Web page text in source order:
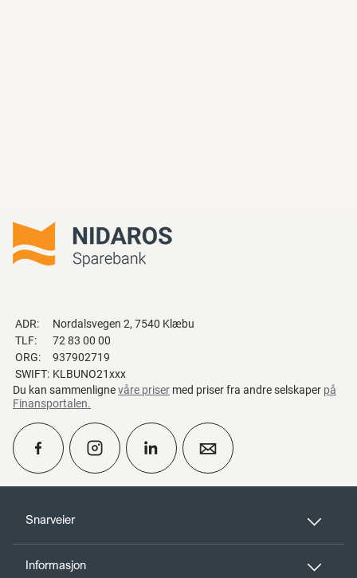
Snarveier
Informasjon
ADR:
Nordalsvegen 2, 7540 Klæbu
TLF:
72 83 00 00
ORG:
937902719
SWIFT: KLBUNO21xxx
Du kan sammenlignevåre priser med priser fra andre selskaper på
Finansportalen.